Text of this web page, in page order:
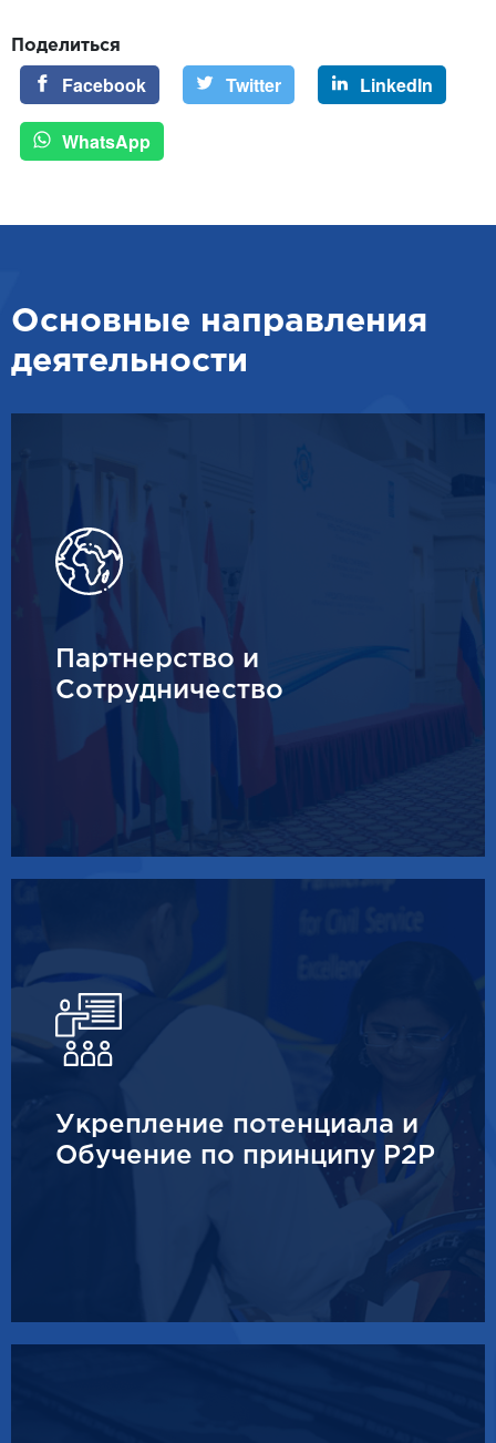
Поделиться
Facebook Twitter LinkedIn
WhatsApp
Основные направления
деятельности
Партнерство и
Сотрудничество
Укрепление потенциала и
Обучение по принципу P2P